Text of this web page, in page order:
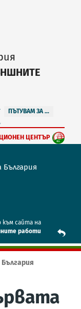
ПЪТУВАМ ЗА ...
ЦЕНТЪР
сайта на
работи